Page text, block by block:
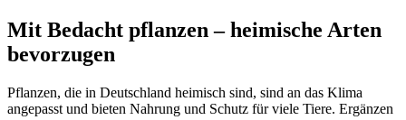
Mit Bedacht pflanzen – heimische Arten
bevorzugen
Pflanzen, die in Deutschland heimisch sind, sind an das Klima
angepasst und bieten Nahrung und Schutz für viele Tiere. Ergänzen